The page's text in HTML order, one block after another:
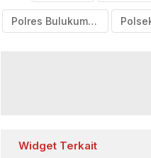
Polres Bulukumba
Widget Terkait